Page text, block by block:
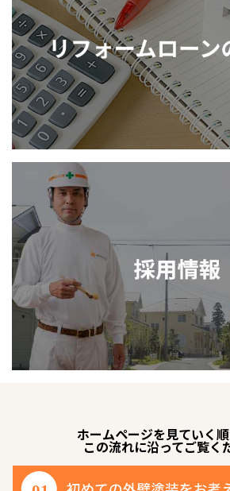
ホームページを見ていく順
この流れに沿ってご覧く